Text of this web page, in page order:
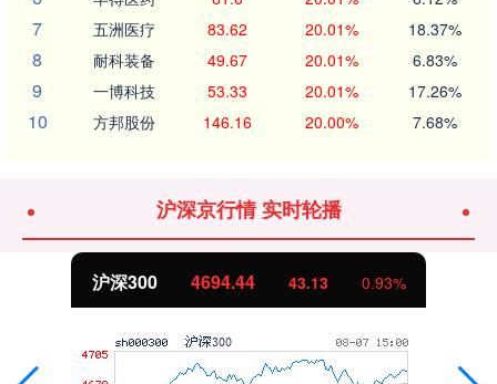
7 五洲医疗 83.62 20.01% 18.37%
8 耐科装备 49.67 20.01% 6.83%
9 一博科技 53.33 20.01% 17.26%
10 方邦股份 146.16 20.00% 7.68%
沪深京行情 实时轮播
沪深300 4694.44 43.13 0.93%